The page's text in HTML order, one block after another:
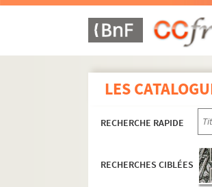
LES
RECHERCHE RAPIDE
RECHERCHES CIBLÉES